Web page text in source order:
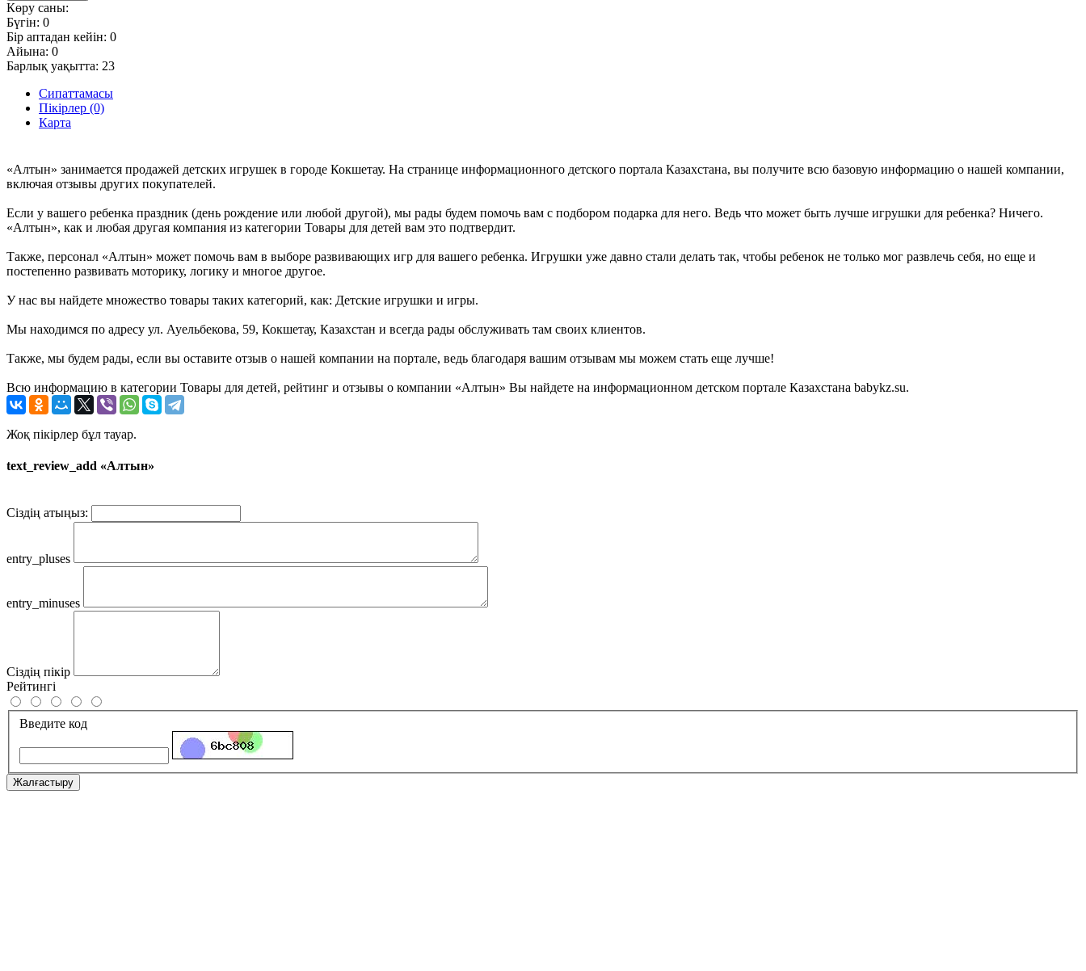
Көру саны:
Бүгін: 0
Бір аптадан кейін: 0
Айына: 0
Барлық уақытта: 23
Сипаттамасы
Пікірлер (0)
Карта
«Алтын» занимается продажей детских игрушек в городе Кокшетау. На странице информационного детского портала Казахстана, вы получите всю базовую информацию о нашей компании,
включая отзывы других покупателей.
Если у вашего ребенка праздник (день рождение или любой другой), мы рады будем помочь вам с подбором подарка для него. Ведь что может быть лучше игрушки для ребенка? Ничего.
«Алтын», как и любая другая компания из категории Товары для детей вам это подтвердит.
Также, персонал «Алтын» может помочь вам в выборе развивающих игр для вашего ребенка. Игрушки уже давно стали делать так, чтобы ребенок не только мог развлечь себя, но еще и
постепенно развивать моторику, логику и многое другое.
У нас вы найдете множество товары таких категорий, как: Детские игрушки и игры.
Мы находимся по адресу ул. Ауельбекова, 59, Кокшетау, Казахстан и всегда рады обслуживать там своих клиентов.
Также, мы будем рады, если вы оставите отзыв о нашей компании на портале, ведь благодаря вашим отзывам мы можем стать еще лучше!
Всю информацию в категории Товары для детей, рейтинг и отзывы о компании «Алтын» Вы найдете на информационном детском портале Казахстана babykz.su.
Жоқ пікірлер бұл тауар.
text_review_add «Алтын»
Сіздің атыңыз:
entry_pluses
entry_minuses
Сіздің пікір
Рейтингі
Введите код
Жалғастыру